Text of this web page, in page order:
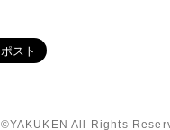
©YAKUKEN All Rights